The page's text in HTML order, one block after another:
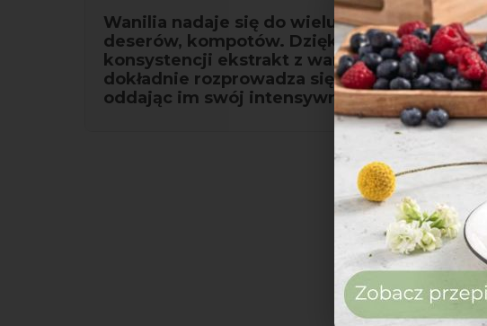
Wanilia nadaje się do wielu przepisów: ciast,
deserów, kompotów. Dzięki płynnej
konsystencji ekstrakt z wanilii z nasionkami
dokładnie rozprowadza się w wypiekach,
oddając im swój intensywny aromat.